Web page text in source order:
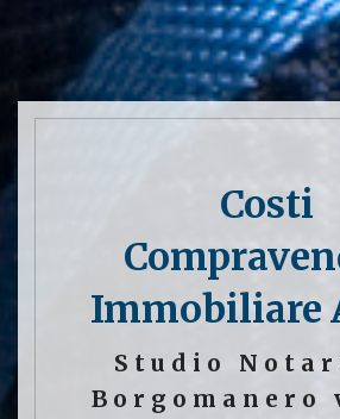
Costi
Immobiliare
Studio
Borgomanero